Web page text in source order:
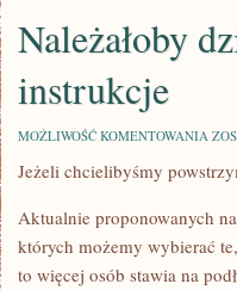
Należałoby
instrukcje
MOŻLIWOŚĆ KOMENTOWANIA
POD
Jeżeli chcielibyśmy
Aktualnie proponowanych
których możemy wybierać
to więcej osób stawia na